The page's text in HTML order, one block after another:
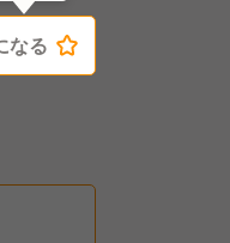
なる
なる